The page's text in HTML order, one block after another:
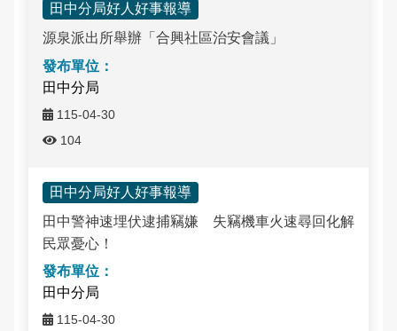
社頭分駐所轄區介紹
朝興派出所轄區介紹
二水分駐所轄區介紹
常見問答
本局信箱
田中分局好人好事報導
源泉派出所舉辦「合興社區治安會議」
田中分局
115-04-30
104
田中分局好人好事報導
田中警神速埋伏逮捕竊嫌 失竊機車火速尋回化解
民眾憂心！
田中分局
115-04-30